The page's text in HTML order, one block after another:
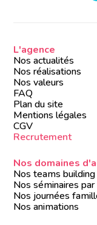
L'agence
Nos actualités
Nos réalisations
Nos valeurs
FAQ
Plan du site
Mentions légales
CGV
Recrutement
Nos domaines
Nos teams building
Nos séminaires
Nos journées
Nos animations